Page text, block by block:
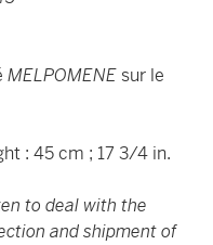
MELPOMENE sur le
: 45 cm ; 17 3/4 in.
to deal with the
and shipment of